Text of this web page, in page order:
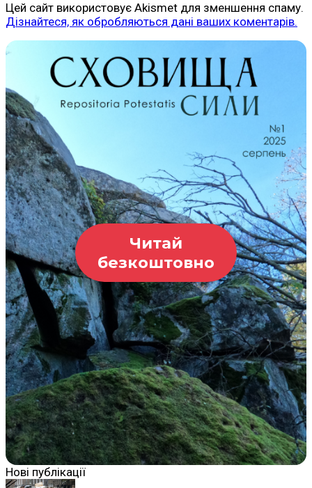
Цей сайт використовує Akismet для зменшення спаму.
Дізнайтеся, як обробляються дані ваших коментарів.
Читай
безкоштовно
Нові публікації